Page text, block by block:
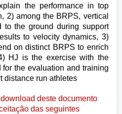
the performance in top
2) among the BRPS, vertical
to the ground during support
to velocity dynamics, 3)
on distinct BRPS to enrich
HJ is the exercise with the
the evaluation and training
distance run athletes
deste documento
das seguintes